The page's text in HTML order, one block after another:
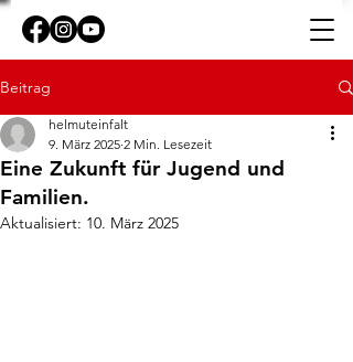
Beitrag
Eine Zukunft für Jugend und
Familien.
helmuteinfalt
9. März 2025 2 Min. Lesezeit
Aktualisiert: 10. März 2025